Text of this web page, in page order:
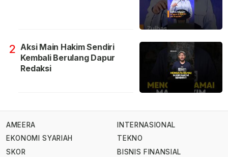
2 Aksi Main Hakim Sendiri
Kembali Berulang Dapur
Redaksi
AMEERA
EKONOMI SYARIAH
SKOR
INTERNASIONAL
TEKNO
BISNIS FINANSIAL